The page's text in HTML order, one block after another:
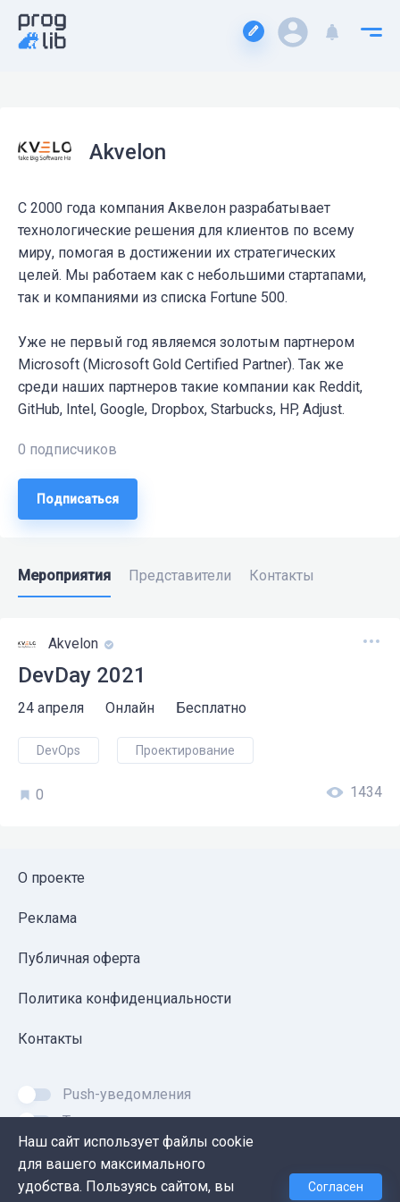
Аkvelon
С 2000 года компания Аквелон разрабатывает
технологические решения для клиентов по всему
миру, помогая в достижении их стратегических
целей. Мы работаем как с небольшими стартапами,
так и компаниями из списка Fortune 500.
Уже не первый год являемся золотым партнером
Microsoft (Microsoft Gold Certified Partner). Так же
среди наших партнеров такие компании как Reddit,
GitHub, Intel, Google, Dropbox, Starbucks, HP, Adjust.
0 подписчиков
Подписаться
Мероприятия Представители Контакты
Аkvelon
DevDay 2021
24 апреля Онлайн Бесплатно
DevOps Проектирование
0 1434
О проекте
Реклама
Публичная оферта
Политика конфиденциальности
Контакты
Push-уведомления
Темная тема
Наш сайт использует файлы cookie
для вашего максимального
удобства. Пользуясь сайтом, вы
Согласен